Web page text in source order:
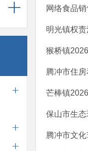
网络食品
明光镇权
猴桥镇
腾冲市住
芒棒镇
保山市生
腾冲市文